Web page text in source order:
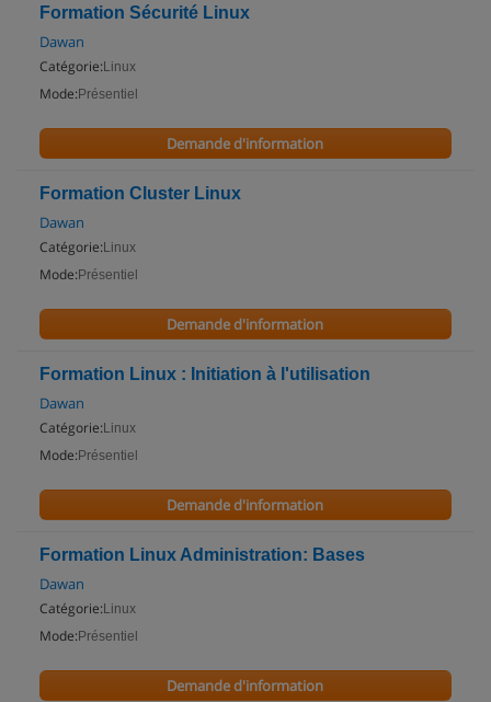
Formation Sécurité Linux
Dawan
Catégorie: Linux
Mode: Présentiel
Demande d'information
Formation Cluster Linux
Dawan
Catégorie: Linux
Mode: Présentiel
Demande d'information
Formation Linux : Initiation à l'utilisation
Dawan
Catégorie: Linux
Mode: Présentiel
Demande d'information
Formation Linux Administration: Bases
Dawan
Catégorie: Linux
Mode: Présentiel
Demande d'information